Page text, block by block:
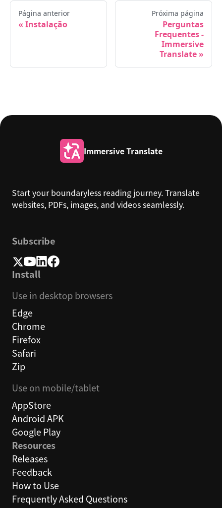
Página anterior
Instalação
Próxima página
Perguntas
Frequentes -
Immersive
Translate
Immersive Translate
Start your boundaryless reading journey. Translate
websites, PDFs, images, and videos seamlessly.
Subscribe
Install
Use in desktop browsers
Edge
Chrome
Firefox
Safari
Zip
Use on mobile/tablet
AppStore
Android APK
Google Play
Resources
Releases
Feedback
How to Use
Frequently Asked Questions